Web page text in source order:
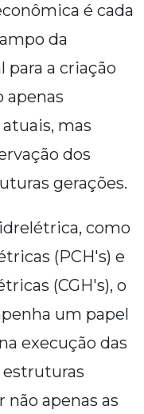
é cada
da
a criação
apenas
mas
dos
gerações.
como
(PCH's) e
(CGH's), o
um papel
execução das
estruturas
não apenas as